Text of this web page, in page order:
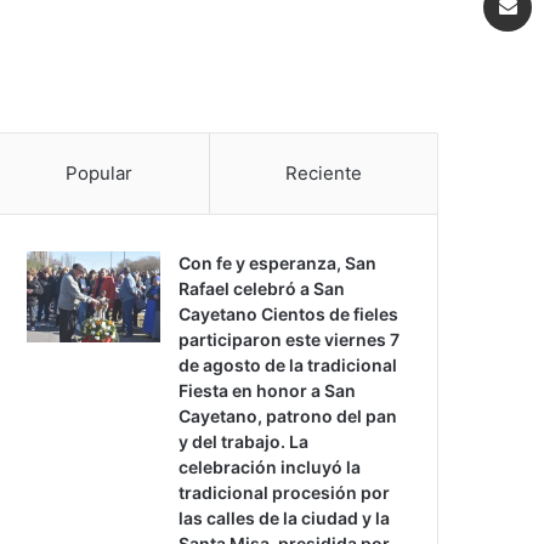
Popular Reciente
Con fe y esperanza, San
Rafael celebró a San
Cayetano Cientos de fieles
participaron este viernes 7
de agosto de la tradicional
Fiesta en honor a San
Cayetano, patrono del pan
y del trabajo. La
celebración incluyó la
tradicional procesión por
las calles de la ciudad y la